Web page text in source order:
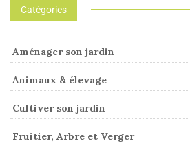
Catégories
Aménager son jardin
Animaux & élevage
Cultiver son jardin
Fruitier, Arbre et Verger